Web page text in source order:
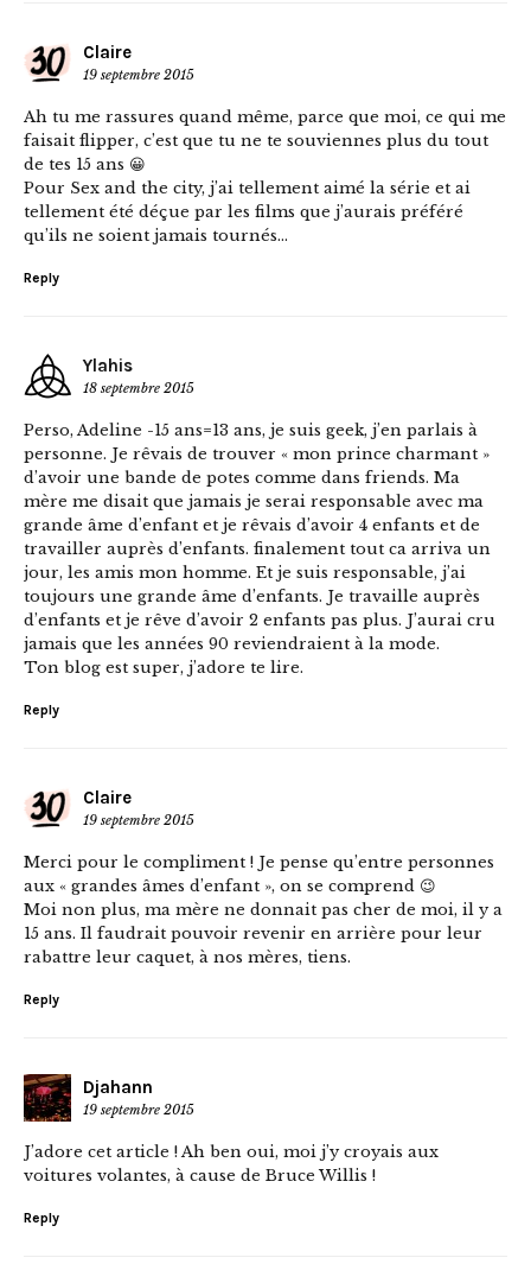
Claire
19 septembre 2015
Ah tu me rassures quand même, parce que moi, ce qui me
faisait flipper, c’est que tu ne te souviennes plus du tout
de tes 15 ans 😀
Pour Sex and the city, j’ai tellement aimé la série et ai
tellement été déçue par les films que j’aurais préféré
qu’ils ne soient jamais tournés…
Reply
Ylahis
18 septembre 2015
Perso, Adeline -15 ans=13 ans, je suis geek, j’en parlais à
personne. Je rêvais de trouver « mon prince charmant »
d’avoir une bande de potes comme dans friends. Ma
mère me disait que jamais je serai responsable avec ma
grande âme d’enfant et je rêvais d’avoir 4 enfants et de
travailler auprès d’enfants. finalement tout ca arriva un
jour, les amis mon homme. Et je suis responsable, j’ai
toujours une grande âme d’enfants. Je travaille auprès
d’enfants et je rêve d’avoir 2 enfants pas plus. J’aurai cru
jamais que les années 90 reviendraient à la mode.
Ton blog est super, j’adore te lire.
Reply
Claire
19 septembre 2015
Merci pour le compliment ! Je pense qu’entre personnes
aux « grandes âmes d’enfant », on se comprend 😉
Moi non plus, ma mère ne donnait pas cher de moi, il y a
15 ans. Il faudrait pouvoir revenir en arrière pour leur
rabattre leur caquet, à nos mères, tiens.
Reply
Djahann
19 septembre 2015
J’adore cet article ! Ah ben oui, moi j’y croyais aux
voitures volantes, à cause de Bruce Willis !
Reply